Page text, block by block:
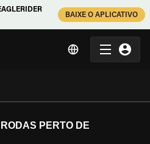
BAIXE O APLICATIVO
PERTO DE